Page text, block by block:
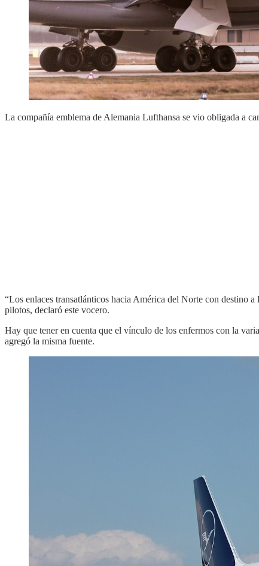
La compañía emblema de Alemania Lufthansa se vio obligada a
“Los enlaces transatlánticos hacia América del Norte con destino
pilotos, declaró este vocero.
Hay que tener en cuenta que el vínculo de los enfermos con la
agregó la misma fuente.